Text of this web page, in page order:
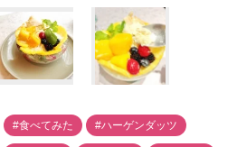
#食べてみた #ハーゲンダッツ